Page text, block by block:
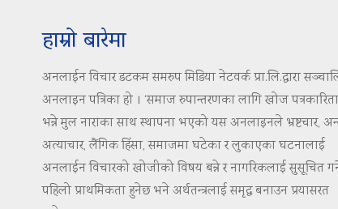
हाम्रो बारेमा
अनलाईन विचार डटकम समरुप मिडिया नेटवर्क प्रा.लि.द्वारा
अनलाइन पत्रिका हो । ‘समाज रुपान्तरणका लागि खोज
भन्ने मुल नाराका साथ स्थापना भएको यस अनलाइनले भ्रष्टचार,
अत्याचार, लैंगिक हिंसा, समाजमा घटेका र लुकाएका घटनालाई
अनलाईन विचारको खोजीको विषय बन्ने र नागरिकलाई सुसूचित
पहिलो प्राथमिकता हुनेछ भने अर्थतन्त्रलाई समृद्ध बनाउन प्रयासरत